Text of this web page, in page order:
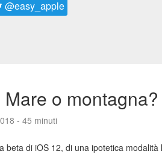
@easy_apple
o montagna?
- 45 minuti
beta di iOS 12, di una ipotetica